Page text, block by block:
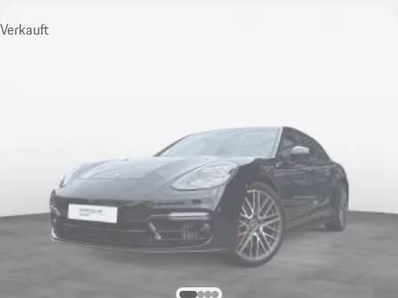
Verkauft